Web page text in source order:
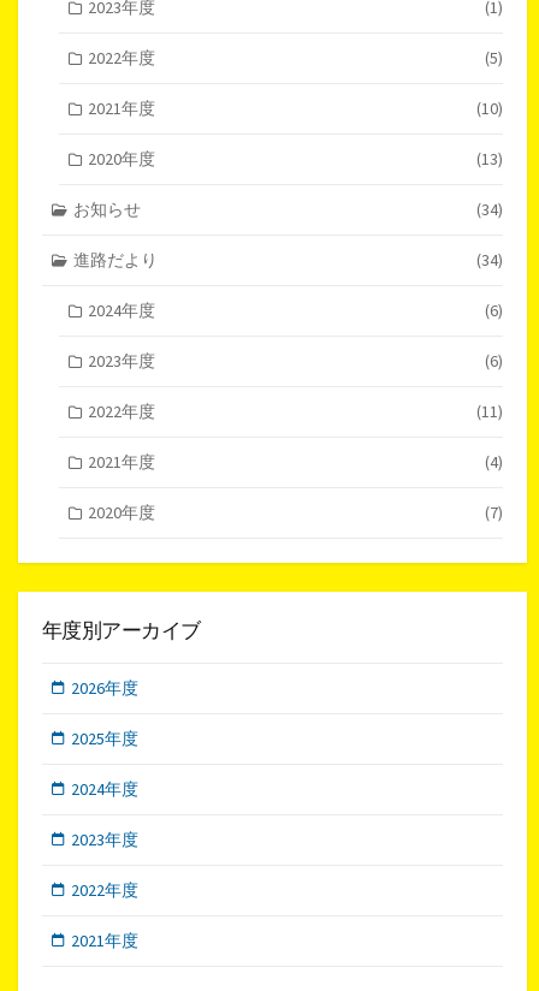
2023年度 (1)
2022年度 (5)
2021年度 (10)
2020年度 (13)
お知らせ (34)
進路だより (34)
2024年度 (6)
2023年度 (6)
2022年度 (11)
2021年度 (4)
2020年度 (7)
年度別アーカイブ
2026年度
2025年度
2024年度
2023年度
2022年度
2021年度